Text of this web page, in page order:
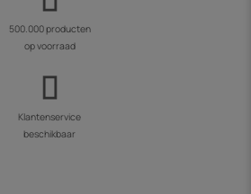
500.000 producten
op voorraad
Klantenservice
beschikbaar